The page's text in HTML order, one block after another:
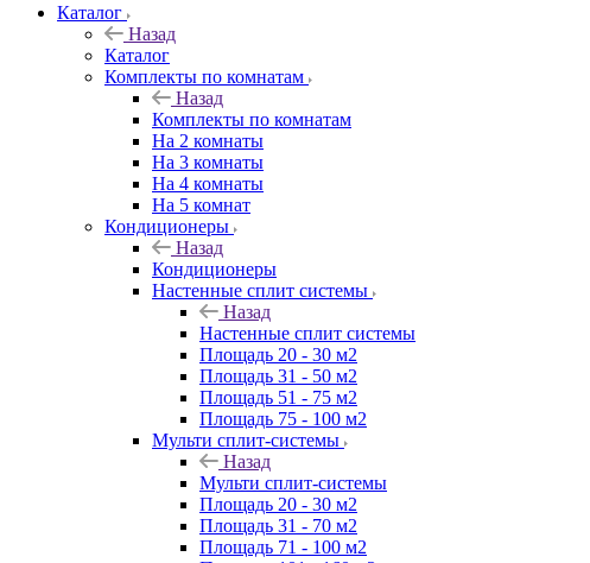
Каталог
Назад
Каталог
Комплекты по комнатам
Назад
Комплекты по комнатам
На 2 комнаты
На 3 комнаты
На 4 комнаты
На 5 комнат
Кондиционеры
Назад
Кондиционеры
Настенные сплит системы
Назад
Настенные сплит системы
Площадь 20 - 30 м2
Площадь 31 - 50 м2
Площадь 51 - 75 м2
Площадь 75 - 100 м2
Мульти сплит-системы
Назад
Мульти сплит-системы
Площадь 20 - 30 м2
Площадь 31 - 70 м2
Площадь 71 - 100 м2